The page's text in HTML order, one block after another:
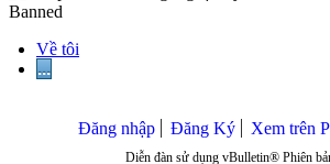
Banned
Về tôi
...
Đăng nhập Đăng Ký Xem trên
Diễn đàn sử dụng vBulletin® Phiên